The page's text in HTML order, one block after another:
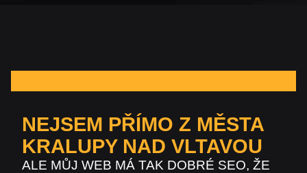
NEJSEM PŘÍMO Z MĚSTA
KRALUPY NAD VLTAVOU
ALE MŮJ WEB MÁ TAK DOBRÉ SEO, ŽE